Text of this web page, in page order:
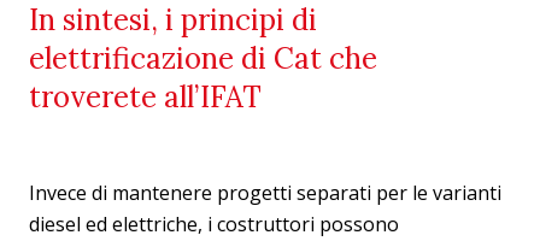
In sintesi, i principi di
elettrificazione di Cat che
troverete all’IFAT
Invece di mantenere progetti separati per le varianti
diesel ed elettriche, i costruttori possono